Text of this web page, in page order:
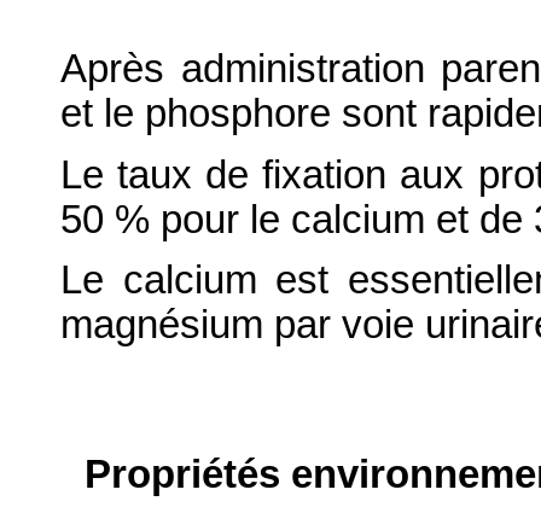
Après administration
et le phosphore sont
Le taux de fixation aux
50 % pour le calcium et
Le calcium est
magnésium par voie
Propriétés